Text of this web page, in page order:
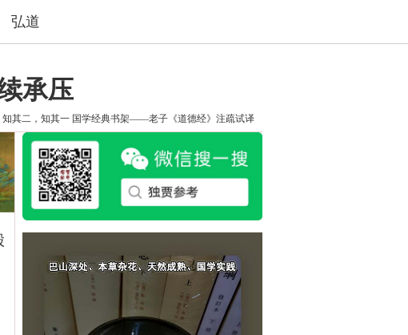
弘道
承压
知其二，知其一 国学经典书架——老子《道德经》注疏试译